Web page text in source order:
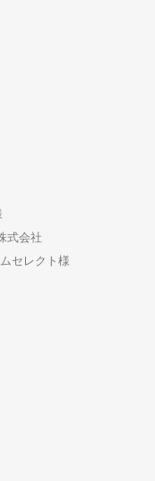
式会社
セレクト様